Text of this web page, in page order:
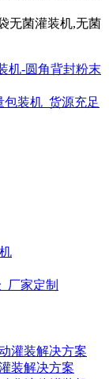
机-圆角背封粉末
包装机_货源充足
厂家定制
装解决方案